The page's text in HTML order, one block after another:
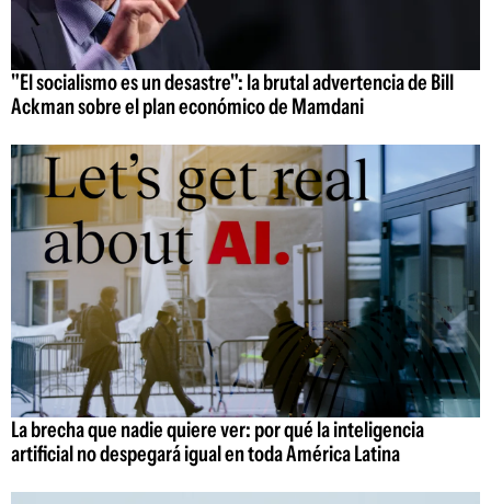
"El socialismo es un desastre": la brutal advertencia de Bill
Ackman sobre el plan económico de Mamdani
La brecha que nadie quiere ver: por qué la inteligencia
artificial no despegará igual en toda América Latina